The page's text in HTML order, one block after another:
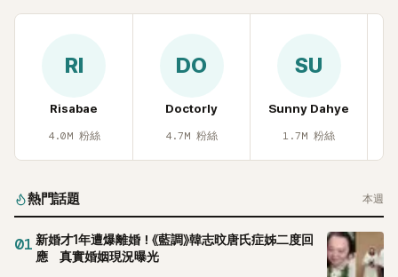
藝圈。據悉，她當年能加入 S#arp，也與 李尚敏 的賞識有關。
目，她經營的 YouTube 頻道也即將突破百萬訂閱，近年內容深
受網友喜愛，再度迎來事業第二春。
RI
Risabae
4.0M 粉絲
DO
Doctorly
4.7M 粉絲
SU
Sunny Dahye
1.7M 粉絲
熱門話題 本週
01 新婚才1年遭爆離婚！《藍調》韓志旼唐氏症姊二度回
應 真實婚姻現況曝光